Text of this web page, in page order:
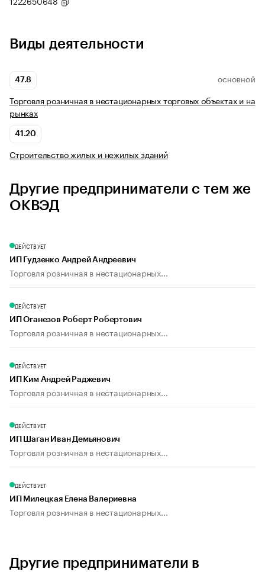
Виды деятельности
47.8 ОСНОВНОЙ
Торговля розничная в нестационарных торговых объектах и на
рынках
41.20
Строительство жилых и нежилых зданий
Другие предприниматели с тем же
ОКВЭД
ДЕЙСТВУЕТ
ИП Гудзенко Андрей Андреевич
Торговля розничная в нестационарных...
ДЕЙСТВУЕТ
ИП Оганезов Роберт Робертович
Торговля розничная в нестационарных...
ДЕЙСТВУЕТ
ИП Ким Андрей Раджевич
Торговля розничная в нестационарных...
ДЕЙСТВУЕТ
ИП Шаган Иван Демьянович
Торговля розничная в нестационарных...
ДЕЙСТВУЕТ
ИП Милецкая Елена Валериевна
Торговля розничная в нестационарных...
Другие предприниматели в